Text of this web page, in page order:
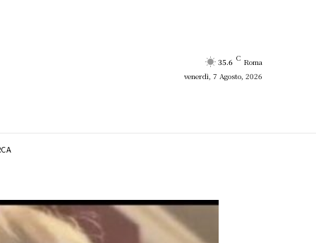
35.6 C Roma
venerdì, 7 Agosto, 2026